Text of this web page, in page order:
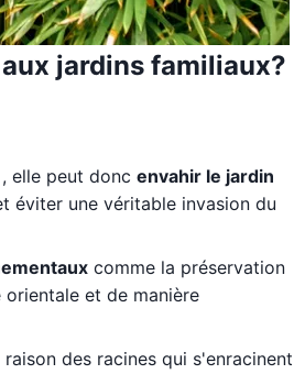
jardins familiaux?
, elle peut donc envahir le jardin
éviter une véritable invasion du
comme la préservation
et de manière
raison des racines qui s'enracinent